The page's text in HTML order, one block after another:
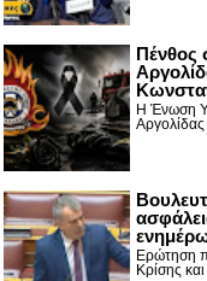
Πένθος
Η Ένωση
Αργολίδας
Ερώτηση
Κρίσης